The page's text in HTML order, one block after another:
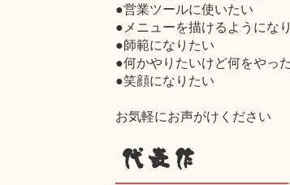
●営業ツールに使いたい
●メニューを描けるようにな
●師範になりたい
●何かやりたいけど何をやっ
●笑顔になりたい
お気軽にお声がけください
代表作